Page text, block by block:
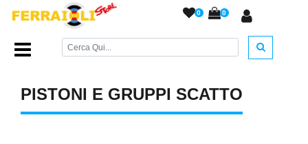
0 0
Home Page/RICAMBI/Pistoni e Gruppi Scatto/
PISTONI E GRUPPI SCATTO